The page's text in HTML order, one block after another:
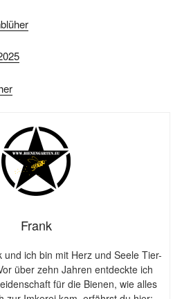
Frank
und ich bin mit Herz und Seele Tier-
über zehn Jahren entdeckte ich
für die Bienen, wie alles